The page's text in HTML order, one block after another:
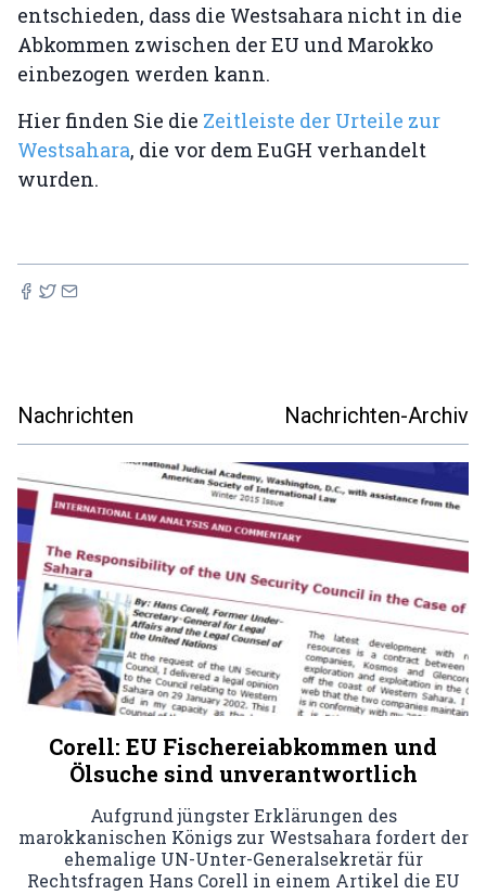
entschieden, dass die Westsahara nicht in die
Abkommen zwischen der EU und Marokko
einbezogen werden kann.
Hier finden Sie die Zeitleiste der Urteile zur
Westsahara, die vor dem EuGH verhandelt
wurden.
Nachrichten Nachrichten-Archiv
Corell: EU Fischereiabkommen und
Ölsuche sind unverantwortlich
Aufgrund jüngster Erklärungen des
marokkanischen Königs zur Westsahara fordert der
ehemalige UN-Unter-Generalsekretär für
Rechtsfragen Hans Corell in einem Artikel die EU